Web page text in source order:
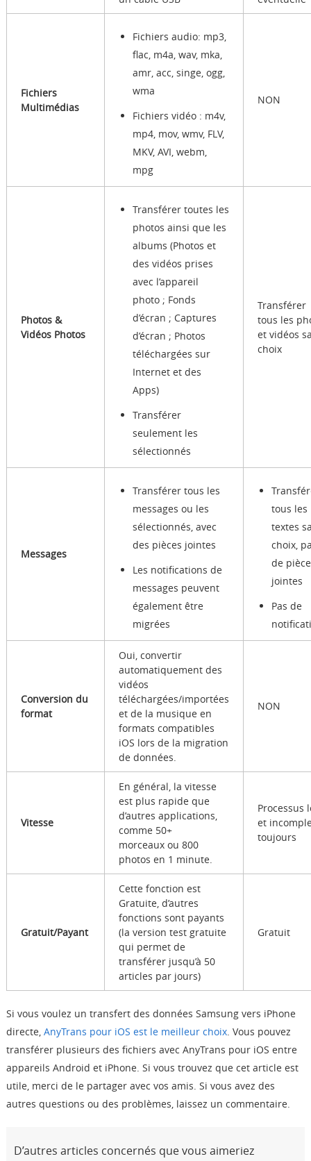
Fichiers
Multimédias
Fichiers audio: mp3,
flac, m4a, wav, mka,
amr, acc, singe, ogg,
wma
Fichiers vidéo : m4v,
mp4, mov, wmv, FLV,
MKV, AVI, webm,
mpg
NON
Photos &
Vidéos Photos
Transférer toutes les
photos ainsi que les
albums (Photos et
des vidéos prises
avec l’appareil
photo ; Fonds
d’écran ; Captures
d’écran ; Photos
téléchargées sur
Internet et des
Apps)
Transférer
seulement les
sélectionnés
Transférer
tous les
et vidéos
choix
Messages
Transférer tous les
messages ou les
sélectionnés, avec
des pièces jointes
Les notifications de
messages peuvent
également être
migrées
tous les
textes
choix,
de
jointes
Pas de
Conversion du
format
Oui, convertir
automatiquement des
vidéos
téléchargées/importées
et de la musique en
formats compatibles
iOS lors de la migration
de données.
NON
Vitesse
En général, la vitesse
est plus rapide que
d’autres applications,
comme 50+
morceaux ou 800
photos en 1 minute.
Processus
et
toujours
Gratuit/Payant
Cette fonction est
Gratuite, d’autres
fonctions sont payants
(la version test gratuite
qui permet de
transférer jusqu’à 50
articles par jours)
Gratuit
Si vous voulez un transfert des données Samsung vers iPhone
directe,AnyTrans pour iOS est le meilleur choix. Vous pouvez
transférer plusieurs des fichiers avec AnyTrans pour iOS entre
appareils Android et iPhone. Si vous trouvez que cet article est
utile, merci de le partager avec vos amis. Si vous avez des
autres questions ou des problèmes, laissez un commentaire.
D’autres articles concernés que vous aimeriez